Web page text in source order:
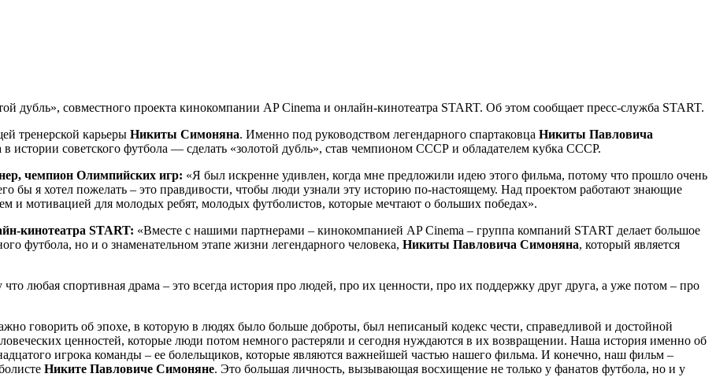
дубль», совместного проекта кинокомпании AP Cinema и онлайн-кинотеатра START. Об этом сообщает пресс-служба START.
тренерской карьеры Никиты Симоняна. Именно под руководством легендарного спартаковца Никиты Павловича
истории советского футбола — сделать «золотой дубль», став чемпионом СССР и обладателем кубка СССР.
чемпион Олимпийских игр: «Я был искренне удивлен, когда мне предложили идею этого фильма, потому что прошло очень
бы я хотел пожелать – это правдивости, чтобы люди узнали эту историю по-настоящему. Над проектом работают знающие
и мотивацией для молодых ребят, молодых футболистов, которые мечтают о больших победах».
кинотеатра START: «Вместе с нашими партнерами – кинокомпанией AP Cinema – группа компаний START делает большое
футбола, но и о знаменательном этапе жизни легендарного человека, Никиты Павловича Симоняна, который является
любая спортивная драма – это всегда история про людей, про их ценности, про их поддержку друг друга, а уже потом – про
говорить об эпохе, в которую в людях было больше доброты, был неписаный кодекс чести, справедливой и достойной
ценностей, которые люди потом немного растеряли и сегодня нуждаются в их возвращении. Наша история именно об
игрока команды – ее болельщиков, которые являются важнейшей частью нашего фильма. И конечно, наш фильм –
Никите Павловиче Симоняне. Это большая личность, вызывающая восхищение не только у фанатов футбола, но и у